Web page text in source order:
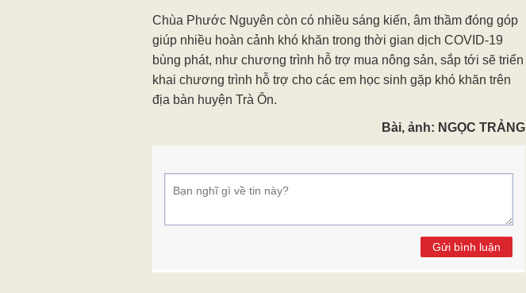
Chùa Phước Nguyên còn có nhiều sáng kiến, âm thầm đóng góp
giúp nhiều hoàn cảnh khó khăn trong thời gian dịch COVID-19
bùng phát, như chương trình hỗ trợ mua nông sản, sắp tới sẽ triển
khai chương trình hỗ trợ cho các em học sinh gặp khó khăn trên
địa bàn huyện Trà Ôn.
Bài, ảnh: NGỌC TRẢNG
Gửi bình luận